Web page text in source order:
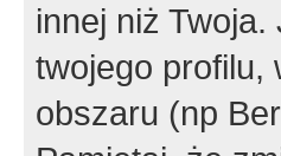
innej niż
twojego profilu,
obszaru (np